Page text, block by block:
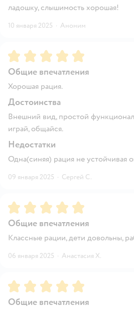
ладошку, слышимость хорошая!
10 января 2025 · Аноним
Рейтинг:5
Общие впечатления
Хорошая рация.
Достоинства
Внешний вид, простой
играй, общайся.
Недостатки
Одна(синяя) рация не устойчивая
09 января 2025 · Сергей С.
Рейтинг:5
Общие впечатления
Классные рации, дети довольны,
06 января 2025 · Анастасия Х.
Рейтинг:5
Общие впечатления